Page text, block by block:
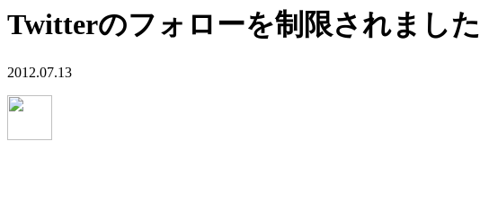
Twitterのフォローを制限されまし
2012.07.13